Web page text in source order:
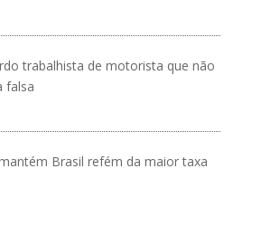
trabalhista de motorista que não
falsa
Brasil refém da maior taxa